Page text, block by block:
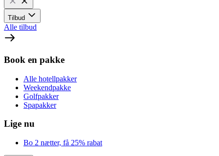
Tilbud
Alle tilbud
Book en pakke
Alle hotellpakker
Weekendpakke
Golfpakker
Spapakker
Lige nu
Bo 2 nætter, få 25% rabat